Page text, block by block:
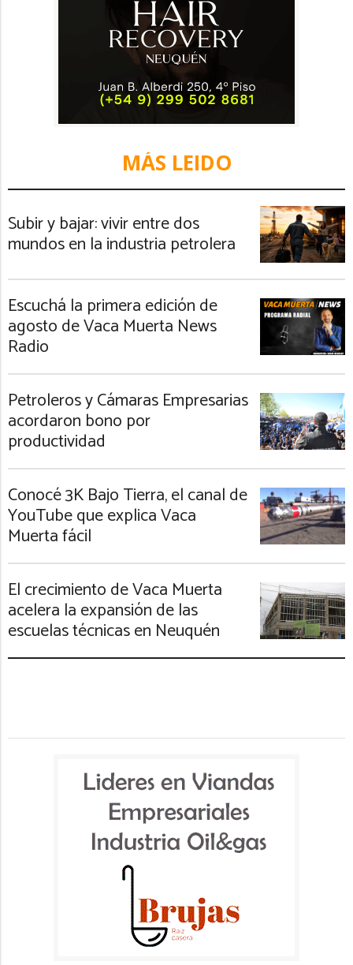
MÁS LEIDO
Subir y bajar: vivir entre dos
mundos en la industria petrolera
Escuchá la primera edición de
agosto de Vaca Muerta News
Radio
Petroleros y Cámaras Empresarias
acordaron bono por
productividad
Conocé 3K Bajo Tierra, el canal de
YouTube que explica Vaca
Muerta fácil
El crecimiento de Vaca Muerta
acelera la expansión de las
escuelas técnicas en Neuquén